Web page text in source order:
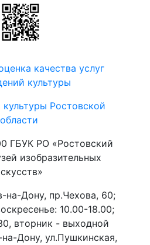
качества услуг
культуры
Ростовской
области
ГБУК РО «Ростовский
изобразительных
на-Дону, пр.Чехова, 60;
10.00-18.00;
вторник - выходной
Дону, ул.Пушкинская,